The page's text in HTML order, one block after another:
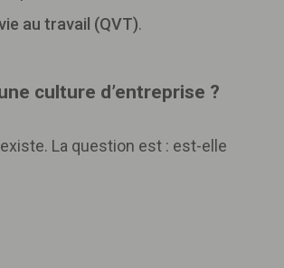
au travail (QVT).
culture d’entreprise ?
La question est : est-elle